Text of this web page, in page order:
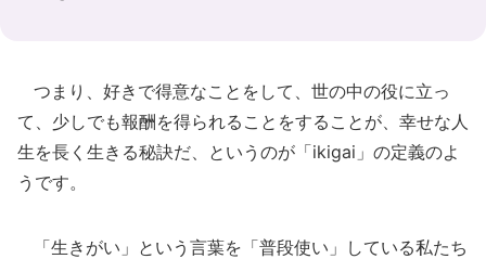
つまり、好きで得意なことをして、世の中の役に立っ
て、少しでも報酬を得られることをすることが、幸せな人
生を長く生きる秘訣だ、というのが「ikigai」の定義のよ
うです。
「生きがい」という言葉を「普段使い」している私たち